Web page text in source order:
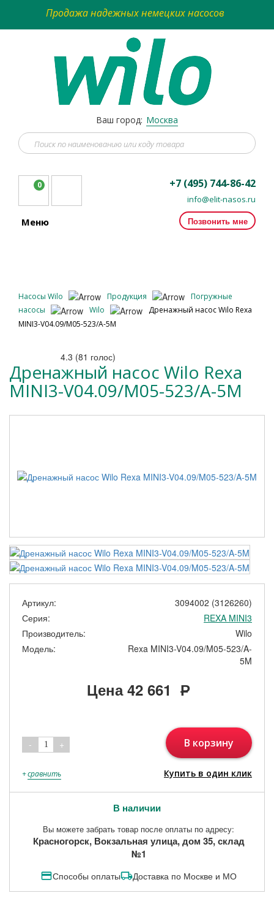
Продажа надежных немецких насосов
Ваш город: Москва
0 +7 (495) 744-86-42
info@elit-nasos.ru
Позвонить мне
Меню
Насосы Wilo Продукция
Погружные
насосы
Wilo
Дренажный насос Wilo Rexa
MINI3-V04.09/M05-523/A-5M
4.3 (81 голос)
Дренажный насос Wilo Rexa
MINI3-V04.09/M05-523/A-5M
Артикул:
3094002 (3126260)
Серия:
REXA MINI3
Производитель:
Wilo
Модель:
Rexa MINI3-V04.09/M05-523/A-
5M
Цена42 661 Р
- 1 + В корзину
+сравнить Купить в один клик
В наличии
Вы можете забрать товар после оплаты по адресу:
Красногорск, Вокзальная улица, дом 35, склад
№1
Способы оплаты Доставка по Москве и МО